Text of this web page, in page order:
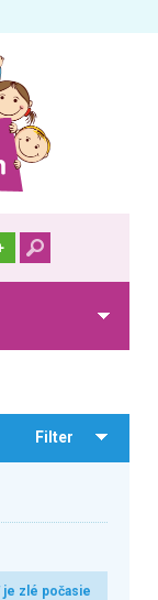
Filter
je zlé počasie